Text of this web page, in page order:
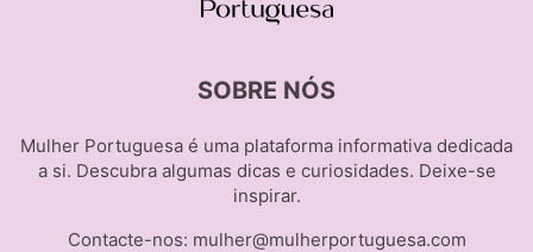
SOBRE NÓS
Mulher Portuguesa é uma plataforma informativa dedicada
a si. Descubra algumas dicas e curiosidades. Deixe-se
inspirar.
Contacte-nos: mulher@mulherportuguesa.com